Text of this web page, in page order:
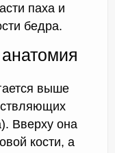
паха и
бедра.
выше
Вверху она
кости, а